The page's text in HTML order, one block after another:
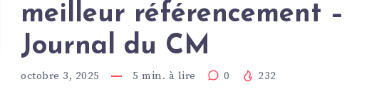
meilleur référencement –
Journal du CM
octobre 3, 2025 5 min. à lire 0 232